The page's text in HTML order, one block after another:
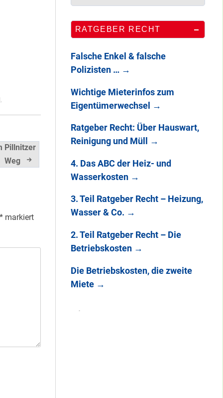
,
Pillnitzer
Weg
markiert
RATGEBER RECHT
Falsche Enkel & falsche
Polizisten … →
Wichtige Mieterinfos zum
Eigentümerwechsel →
Ratgeber Recht: Über Hauswart,
Reinigung und Müll
→
4. Das ABC der Heiz- und
Wasserkosten →
3. Teil Ratgeber Recht – Heizung,
Wasser & Co. →
2. Teil Ratgeber Recht – Die
Betriebskosten →
Die Betriebskosten, die zweite
Miete →
Mit Mieter-Kohle
auf Senats-Kohle
zwei Hahnebergen
kam
100 Jahre
Heerstraße